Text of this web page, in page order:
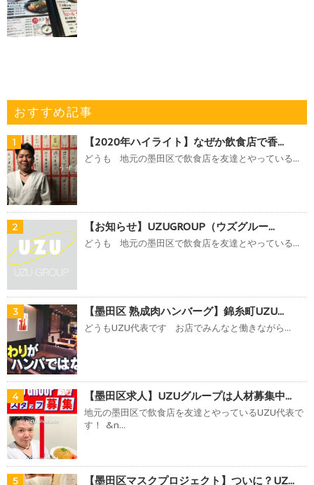
おすすめ記事
1 【2020年ハイライト】なぜか飲食店で香...
どうも 地元の墨田区で飲食店を友達とやっている...
2 【お知らせ】UZUGROUP（ウズグルー...
どうも 地元の墨田区で飲食店を友達とやっている...
3 【墨田区 熟成肉ハンバーグ】錦糸町UZU...
どうもUZU代表です お店でみんなと働きながら...
4 【墨田区求人】UZUグループは人材募集中...
地元の墨田区で飲食店を友達とやっているUZU代表で
す！ &n...
5 【墨田区マスクプロジェクト】ついに？UZ...